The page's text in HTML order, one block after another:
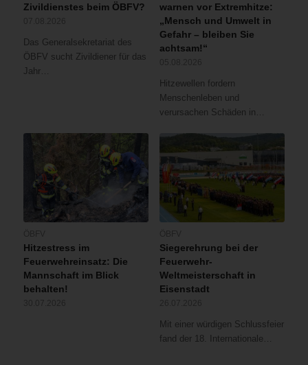
Zivildienstes beim ÖBFV?
Das Generalsekretariat des
ÖBFV sucht Zivildiener für das
Jahr…
warnen vor Extremhitze:
„Mensch und Umwelt in
Gefahr – bleiben Sie
achtsam!“
Hitzewellen fordern
Menschenleben und
verursachen Schäden in…
Hitzestress im
Feuerwehreinsatz: Die
Mannschaft im Blick
behalten!
Siegerehrung bei der
Feuerwehr-
Weltmeisterschaft in
Eisenstadt
Mit einer würdigen Schlussfeier
fand der 18. Internationale…